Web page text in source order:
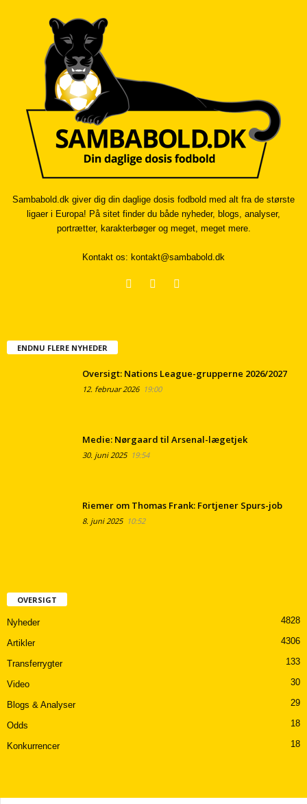
Sambabold.dk giver dig din daglige dosis fodbold med alt fra de største
ligaer i Europa! På sitet finder du både nyheder, blogs, analyser,
portrætter, karakterbøger og meget, meget mere.
Kontakt os: kontakt@sambabold.dk
ENDNU FLERE NYHEDER
Oversigt: Nations League-grupperne 2026/2027
12. februar 202619:00
Medie: Nørgaard til Arsenal-lægetjek
30. juni 202519:54
Riemer om Thomas Frank: Fortjener Spurs-job
8. juni 202510:52
OVERSIGT
Nyheder 4828
Artikler 4306
Transferrygter 133
Video 30
Blogs & Analyser 29
Odds 18
Konkurrencer 18